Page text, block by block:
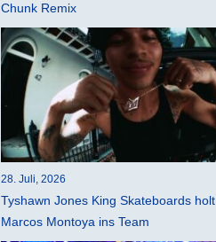
Chunk Remix
28. Juli, 2026
Tyshawn Jones King Skateboards holt
Marcos Montoya ins Team